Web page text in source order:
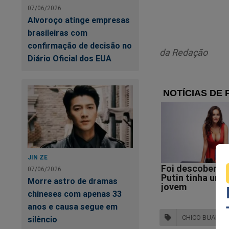
07/06/2026
Alvoroço atinge empresas
brasileiras com
confirmação de decisão no
Diário Oficial dos EUA
JIN ZE
07/06/2026
Morre astro de dramas
chineses com apenas 33
anos e causa segue em
silêncio
e
da Redação
CHICO